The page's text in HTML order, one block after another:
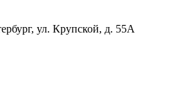
ул. Крупской, д. 55А